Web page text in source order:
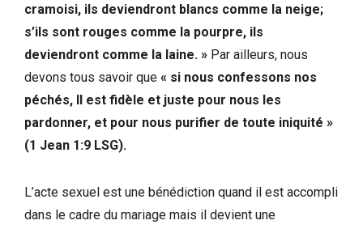
cramoisi, ils deviendront blancs comme la neige;
s’ils sont rouges comme la pourpre, ils
deviendront comme la laine. » Par ailleurs, nous
devons tous savoir que « si nous confessons nos
péchés, Il est fidèle et juste pour nous les
pardonner, et pour nous purifier de toute iniquité »
(1 Jean 1:9 LSG).
L’acte sexuel est une bénédiction quand il est accompli
dans le cadre du mariage mais il devient une